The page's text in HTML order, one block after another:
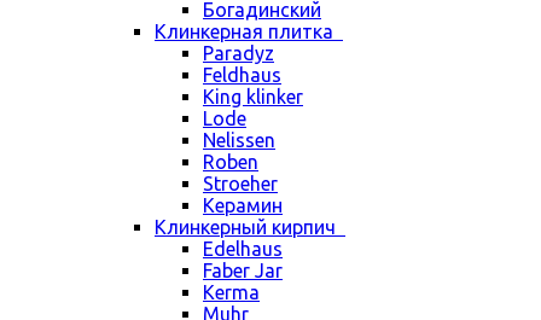
Богадинский
Клинкерная плитка
Paradyz
Feldhaus
King klinker
Lode
Nelissen
Roben
Stroeher
Керамин
Клинкерный кирпич
Edelhaus
Faber Jar
Kerma
Muhr